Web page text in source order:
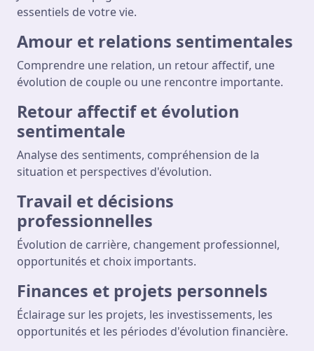
essentiels de votre vie.
Amour et relations sentimentales
Comprendre une relation, un retour affectif, une
évolution de couple ou une rencontre importante.
Retour affectif et évolution
sentimentale
Analyse des sentiments, compréhension de la
situation et perspectives d'évolution.
Travail et décisions
professionnelles
Évolution de carrière, changement professionnel,
opportunités et choix importants.
Finances et projets personnels
Éclairage sur les projets, les investissements, les
opportunités et les périodes d'évolution financière.